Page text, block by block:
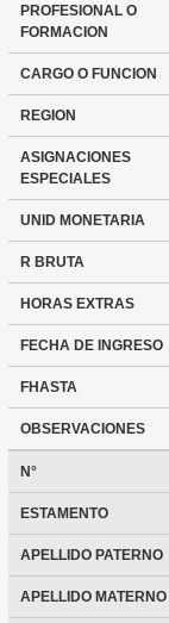
PROFESIONAL O
FORMACION
CARGO O FUNCION
REGION
ASIGNACIONES
ESPECIALES
UNID MONETARIA
R BRUTA
HORAS EXTRAS
FECHA DE INGRESO
FHASTA
OBSERVACIONES
N°
ESTAMENTO
APELLIDO PATERNO
APELLIDO MATERNO